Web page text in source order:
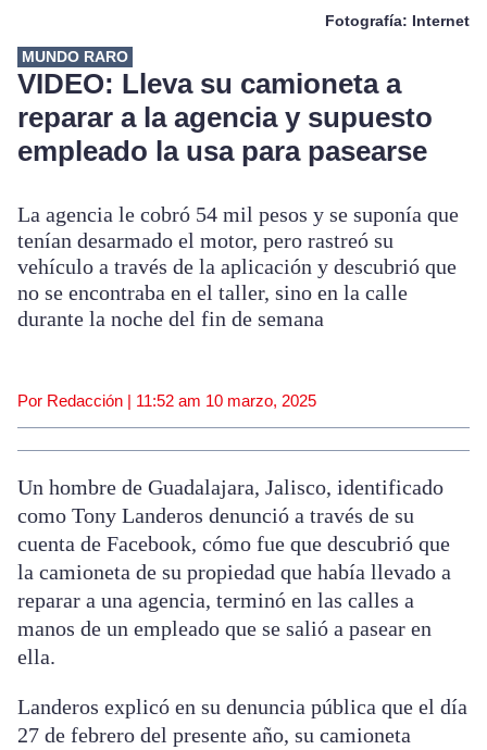
Fotografía: Internet
MUNDO RARO
VIDEO: Lleva su camioneta a
reparar a la agencia y supuesto
empleado la usa para pasearse
La agencia le cobró 54 mil pesos y se suponía que
tenían desarmado el motor, pero rastreó su
vehículo a través de la aplicación y descubrió que
no se encontraba en el taller, sino en la calle
durante la noche del fin de semana
Por Redacción | 11:52 am 10 marzo, 2025
Un hombre de Guadalajara, Jalisco, identificado
como Tony Landeros denunció a través de su
cuenta de Facebook, cómo fue que descubrió que
la camioneta de su propiedad que había llevado a
reparar a una agencia, terminó en las calles a
manos de un empleado que se salió a pasear en
ella.
Landeros explicó en su denuncia pública que el día
27 de febrero del presente año, su camioneta